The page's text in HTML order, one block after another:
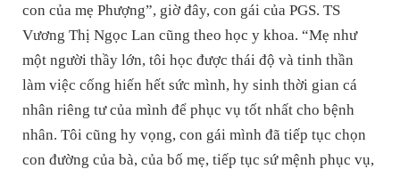
con của mẹ Phượng”, giờ đây, con gái của PGS. TS
Vương Thị Ngọc Lan cũng theo học y khoa. “Mẹ như
một người thầy lớn, tôi học được thái độ và tinh thần
làm việc cống hiến hết sức mình, hy sinh thời gian cá
nhân riêng tư của mình để phục vụ tốt nhất cho bệnh
nhân. Tôi cũng hy vọng, con gái mình đã tiếp tục chọn
con đường của bà, của bố mẹ, tiếp tục sứ mệnh phục vụ,